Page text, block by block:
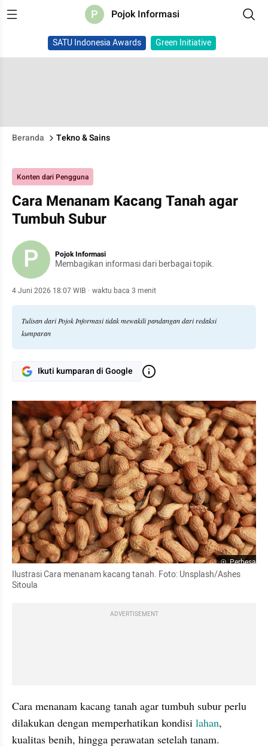
P Pojok Informasi
SATU Indonesia Awards Green Initiative
Beranda Tekno & Sains
Konten dari Pengguna
Cara Menanam Kacang Tanah agar
Tumbuh Subur
P Pojok Informasi
Membagikan informasi dari berbagai topik.
4 Juni 2026 18:07 WIB · waktu baca 3 menit
Tulisan dari Pojok Informasi tidak mewakili pandangan dari redaksi
kumparan
Ikuti kumparan di Google
Perbesar
Ilustrasi Cara menanam kacang tanah. Foto: Unsplash/Ashes
Sitoula
ADVERTISEMENT
Cara menanam kacang tanah agar tumbuh subur perlu
dilakukan dengan memperhatikan kondisi lahan,
kualitas benih, hingga perawatan setelah tanam.